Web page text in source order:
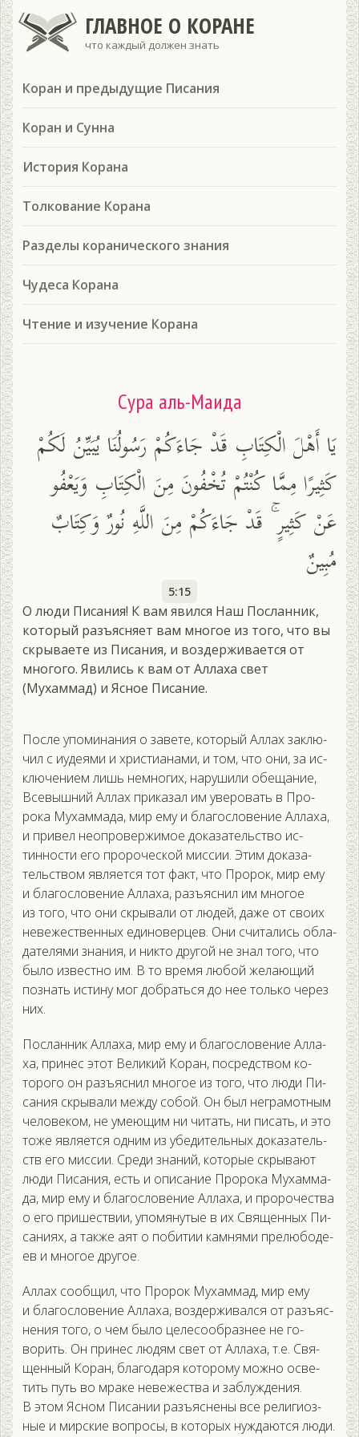
ГЛАВНОЕ О КОРАНЕ
что каждый должен знать
Коран и предыдущие Писания
Коран и Сунна
История Корана
Толкование Корана
Разделы коранического знания
Чудеса Корана
Чтение и изучение Корана
Сура аль-Маида
يَا أَهْلَ الْكِتَابِ قَدْ جَاءَكُمْ رَسُولُنَا يُبَيِّنُ لَكُمْ
كَثِيرًا مِمَّا كُنْتُمْ تُخْفُونَ مِنَ الْكِتَابِ وَيَعْفُو
عَنْ كَثِيرٍ ۚ قَدْ جَاءَكُمْ مِنَ اللَّهِ نُورٌ وَكِتَابٌ
مُبِينٌ
5:15
О люди Писания! К вам явился Наш Посланник,
который разъясняет вам многое из того, что вы
скрываете из Писания, и воздерживается от
многого. Явились к вам от Аллаха свет
(Мухаммад) и Ясное Писание.
Пос­ле упо­мина­ния о за­вете, ко­торый Ал­лах зак­лю­
чил с и­уде­ями и хрис­ти­ана­ми, и том, что они, за ис­
клю­чени­ем лишь нем­но­гих, на­руши­ли обе­щание,
Все­выш­ний Ал­лах при­казал им уве­ровать в Про­
рока Му­хам­ма­да, мир ему и бла­гос­ло­вение Ал­ла­ха,
и при­вел не­оп­ро­вер­жи­мое до­каза­тель­ство ис­
тиннос­ти его про­рочес­кой мис­сии. Этим до­каза­
тель­ством яв­ля­ет­ся тот факт, что Про­рок, мир ему
и бла­гос­ло­вение Ал­ла­ха, разъ­яс­нил им мно­гое
из то­го, что они скры­вали от лю­дей, да­же от сво­их
не­вежес­твен­ных еди­новер­цев. Они счи­тались об­ла­
дате­лями зна­ния, и ник­то дру­гой не знал то­го, что
бы­ло из­вес­тно им. В то вре­мя лю­бой же­ла­ющий
поз­нать ис­ти­ну мог доб­рать­ся до нее толь­ко че­рез
них.
Пос­ланник Ал­ла­ха, мир ему и бла­гос­ло­вение Ал­ла­
ха, при­нес этот Ве­ликий Ко­ран, пос­редс­твом ко­
торо­го он разъ­яс­нил мно­гое из то­го, что лю­ди Пи­
сания скры­вали меж­ду со­бой. Он был нег­ра­мот­ным
че­лове­ком, не уме­ющим ни чи­тать, ни пи­сать, и это
то­же яв­ля­ет­ся од­ним из убе­дитель­ных до­каза­тель­
ств его мис­сии. Сре­ди зна­ний, ко­торые скры­ва­ют
лю­ди Пи­сания, есть и опи­сание Про­рока Му­хам­ма­
да, мир ему и бла­гос­ло­вение Ал­ла­ха, и про­рочес­тва
о его при­шес­твии, упо­мяну­тые в их Свя­щен­ных Пи­
сани­ях, а так­же а­ят о по­битии кам­ня­ми пре­любо­де­
ев и мно­гое дру­гое.
Ал­лах со­об­щил, что Про­рок Му­хам­мад, мир ему
и бла­гос­ло­вение Ал­ла­ха, воз­держи­вал­ся от разъ­яс­
не­ния то­го, о чем бы­ло це­лесо­об­разнее не го­
ворить. Он при­нес лю­дям свет от Ал­ла­ха, т.е. Свя­
щен­ный Ко­ран, бла­года­ря ко­торо­му мож­но ос­ве­
тить путь во мра­ке не­вежес­тва и заб­лужде­ния.
В этом Яс­ном Пи­сании разъ­яс­не­ны все ре­лиги­оз­
ные и мир­ские воп­ро­сы, в ко­торых нуж­да­ют­ся лю­ди.